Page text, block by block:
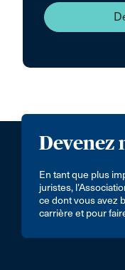
Devenez
En tant que plus
juristes,
ce dont vous avez
carrière et pour